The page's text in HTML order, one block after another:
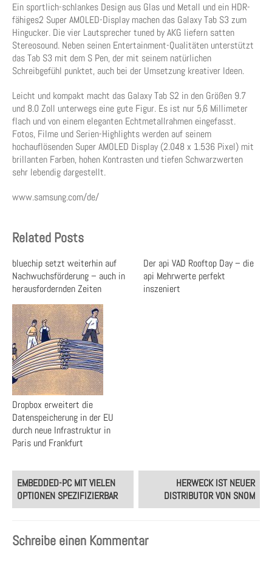
Ein sportlich-schlankes Design aus Glas und Metall und ein HDR-
fähiges2 Super AMOLED-Display machen das Galaxy Tab S3 zum
Hingucker. Die vier Lautsprecher tuned by AKG liefern satten
Stereosound. Neben seinen Entertainment-Qualitäten unterstützt
das Tab S3 mit dem S Pen, der mit seinem natürlichen
Schreibgefühl punktet, auch bei der Umsetzung kreativer Ideen.
Leicht und kompakt macht das Galaxy Tab S2 in den Größen 9.7
und 8.0 Zoll unterwegs eine gute Figur. Es ist nur 5,6 Millimeter
flach und von einem eleganten Echtmetallrahmen eingefasst.
Fotos, Filme und Serien-Highlights werden auf seinem
hochauflösenden Super AMOLED Display (2.048 x 1.536 Pixel) mit
brillanten Farben, hohen Kontrasten und tiefen Schwarzwerten
sehr lebendig dargestellt.
www.samsung.com/de/
Related Posts
bluechip setzt weiterhin auf
Nachwuchsförderung – auch in
herausfordernden Zeiten
Der api VAD Rooftop Day – die
api Mehrwerte perfekt
inszeniert
Dropbox erweitert die
Datenspeicherung in der EU
durch neue Infrastruktur in
Paris und Frankfurt
Post
navigation
EMBEDDED-PC MIT VIELEN
OPTIONEN SPEZIFIZIERBAR
HERWECK IST NEUER
DISTRIBUTOR VON SNOM
Schreibe einen Kommentar